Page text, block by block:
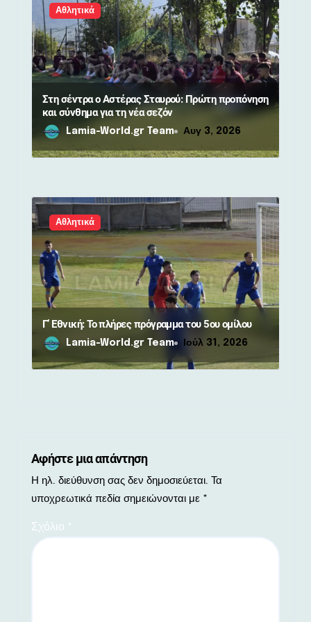
Αθλητικά
Στη σέντρα ο Αστέρας Σταυρού: Πρώτη προπόνηση
και σύνθημα για τη νέα σεζόν
Lamia-World.gr Team Αυγ 3, 2026
Αθλητικά
Γ’ Εθνική: Το πλήρες πρόγραμμα του 5ου ομίλου
Lamia-World.gr Team Ιούλ 31, 2026
Αφήστε μια απάντηση
Η ηλ. διεύθυνση σας δεν δημοσιεύεται. Τα
υποχρεωτικά πεδία σημειώνονται με *
Σχόλιο *